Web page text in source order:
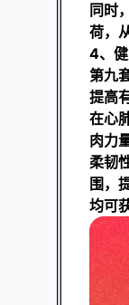
同时
荷，
4、
第九
提高
在心
肉力
柔韧
围，
均可